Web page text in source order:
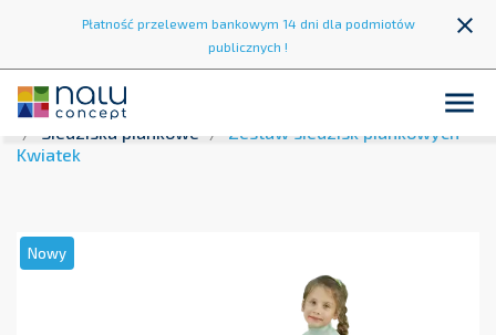
Płatność przelewem bankowym 14 dni dla podmiotów
publicznych !
close

Strona główna
Pufy i siedziska
Siedziska piankowe
Zestaw siedzisk piankowych -
Kwiatek
Nowy